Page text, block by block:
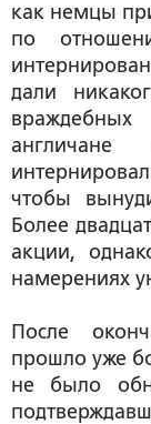
как немцы
по
дали
чтобы
Более
акции,
намерениях
После
прошло уже
не было